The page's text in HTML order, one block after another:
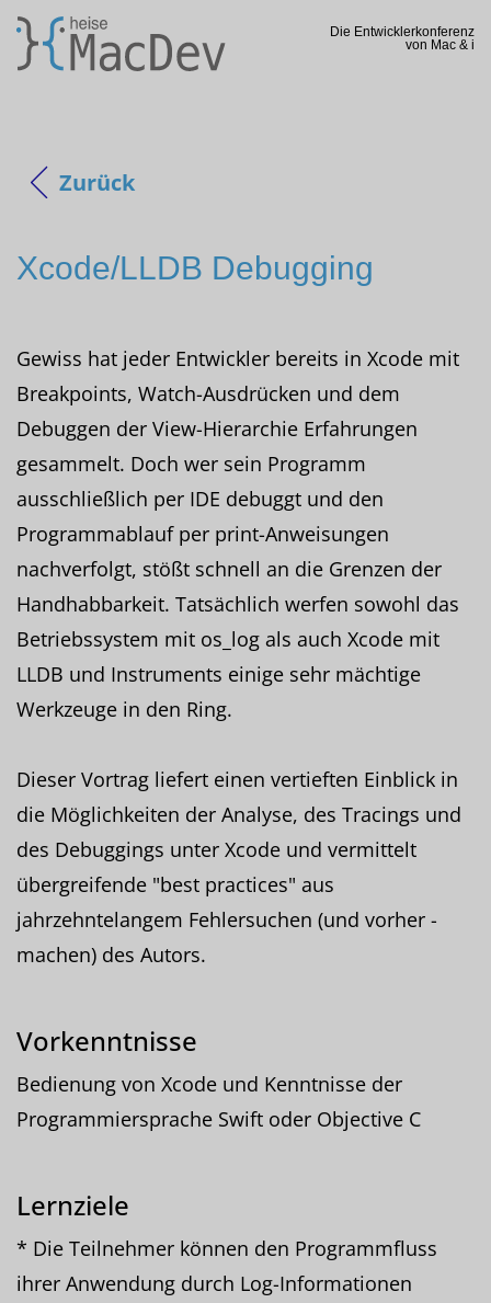
Die Entwicklerkonferenz
von Mac & i
Zurück
Xcode/LLDB Debugging
Gewiss hat jeder Entwickler bereits in Xcode mit
Breakpoints, Watch-Ausdrücken und dem
Debuggen der View-Hierarchie Erfahrungen
gesammelt. Doch wer sein Programm
ausschließlich per IDE debuggt und den
Programmablauf per print-Anweisungen
nachverfolgt, stößt schnell an die Grenzen der
Handhabbarkeit. Tatsächlich werfen sowohl das
Betriebssystem mit os_log als auch Xcode mit
LLDB und Instruments einige sehr mächtige
Werkzeuge in den Ring.
Dieser Vortrag liefert einen vertieften Einblick in
die Möglichkeiten der Analyse, des Tracings und
des Debuggings unter Xcode und vermittelt
übergreifende "best practices" aus
jahrzehntelangem Fehlersuchen (und vorher -
machen) des Autors.
Vorkenntnisse
Bedienung von Xcode und Kenntnisse der
Programmiersprache Swift oder Objective C
Lernziele
* Die Teilnehmer können den Programmfluss
ihrer Anwendung durch Log-Informationen